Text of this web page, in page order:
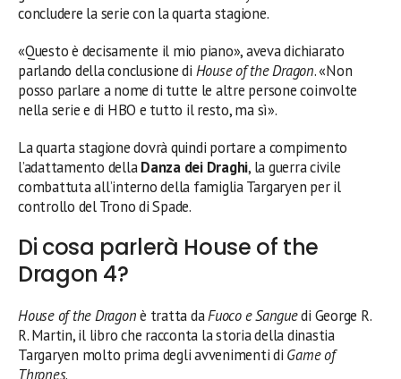
concludere la serie con la quarta stagione.
«Questo è decisamente il mio piano», aveva dichiarato
parlando della conclusione di House of the Dragon. «Non
posso parlare a nome di tutte le altre persone coinvolte
nella serie e di HBO e tutto il resto, ma sì».
La quarta stagione dovrà quindi portare a compimento
l’adattamento dellaDanza dei Draghi, la guerra civile
combattuta all’interno della famiglia Targaryen per il
controllo del Trono di Spade.
Di cosa parlerà House of the
Dragon 4?
House of the Dragonè tratta daFuoco e Sanguedi George R.
R. Martin, il libro che racconta la storia della dinastia
Targaryen molto prima degli avvenimenti di Game of
Thrones.